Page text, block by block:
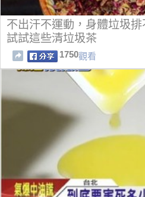
不出汗不運動，身體垃圾排
試試這些清垃圾茶
1750觀看